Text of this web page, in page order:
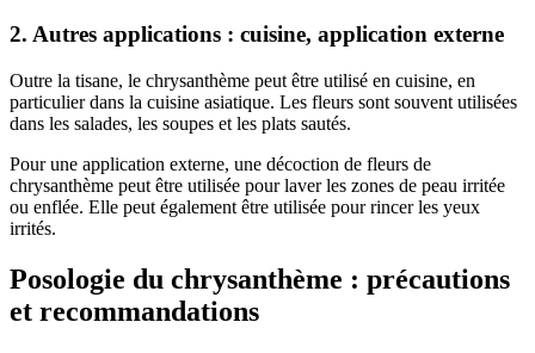
2. Autres applications : cuisine, application externe
Outre la tisane, le chrysanthème peut être utilisé en cuisine, en
particulier dans la cuisine asiatique. Les fleurs sont souvent utilisées
dans les salades, les soupes et les plats sautés.
Pour une application externe, une décoction de fleurs de
chrysanthème peut être utilisée pour laver les zones de peau irritée
ou enflée. Elle peut également être utilisée pour rincer les yeux
irrités.
Posologie du chrysanthème : précautions
et recommandations